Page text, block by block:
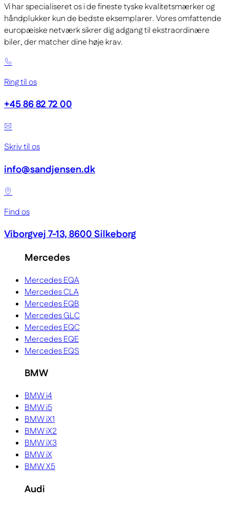
Vi har specialiseret os i de fineste tyske kvalitetsmærker og
håndplukker kun de bedste eksemplarer. Vores omfattende
europæiske netværk sikrer dig adgang til ekstraordinære
biler, der matcher dine høje krav.
Ring til os
+45 86 82 72 00
Skriv til os
info@sandjensen.dk
Find os
Viborgvej 7-13, 8600 Silkeborg
Mercedes
Mercedes EQA
Mercedes CLA
Mercedes EQB
Mercedes GLC
Mercedes EQC
Mercedes EQE
Mercedes EQS
BMW
BMW i4
BMW i5
BMW iX1
BMW iX2
BMW iX3
BMW iX
BMW X5
Audi